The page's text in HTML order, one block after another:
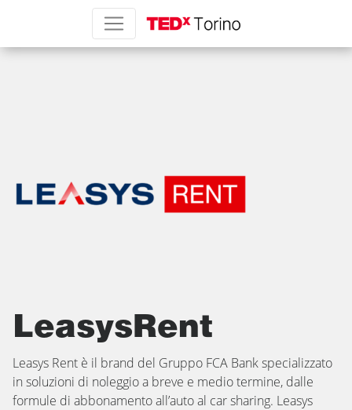
LeasysRent
LeasysRent
Leasys Rent è il brand del Gruppo FCA Bank specializzato
in soluzioni di noleggio a breve e medio termine, dalle
formule di abbonamento all’auto al car sharing. Leasys